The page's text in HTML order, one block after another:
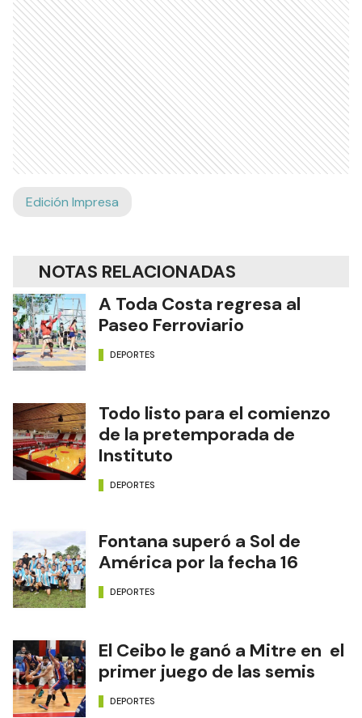
Edición Impresa
NOTAS RELACIONADAS
A Toda Costa regresa al
Paseo Ferroviario
DEPORTES
Todo listo para el comienzo
de la pretemporada de
Instituto
DEPORTES
Fontana superó a Sol de
América por la fecha 16
DEPORTES
El Ceibo le ganó a Mitre en el
primer juego de las semis
DEPORTES